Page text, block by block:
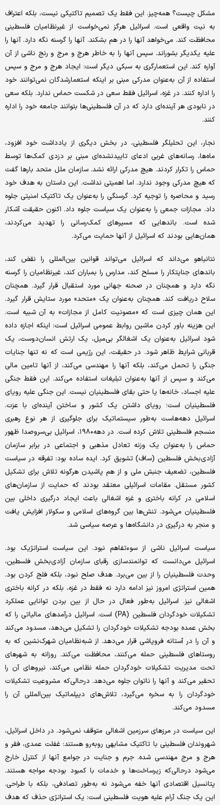
مشکل چیست؟ همه‌چیز. این فقط یک تصمیم تاکتیکی نیست، بلکه اعتراف
به نیت واقعی است. اسرائیل هرگز نمی‌خواست از غیرنظامیان فلسطینی
محافظت کند. می‌خواهد آنها را در هم بشکند. آنها را گرسنه نگه دارد. آنها را
علیه یکدیگر بشوراند. سپس آنها را به خاطر هرج و مرج و رنج ناشی از آن
آواره کند. این استعمارگری به سبکی دیگر است: ایجاد هرج و مرج و سپس
استفاده از آن به‌عنوان مدرکی مبنی بر اینکه استعمارشدگان نمی‌توانند خود
را اداره کنند. در غزه، اسرائیل فقط سعی در شکست حماس ندارد. بلکه سعی
در نابودی هر آینده‌ای دارد که در آن فلسطینی‌ها بتوانند جامعه خود را اداره
کنند.
نجار، این تحلیلگر فلسطینی، در بخش دیگری از یادداشت خود افزود،
ماه‌ها، رسانه‌های غربی ادعای تاییدنشده‌ای مبنی بر دزدی کمک‌ها توسط
حماس را تکرار کردند. هیچ مدرکی ارائه نشد. سازمان ملل متحد بارها گفت
که هیچ مدرکی وجود ندارد. اما اهمیتی نداشت. این داستان به هدف خود
رسید و محاصره را توجیه کرد. گرسنگی را به‌عنوان یک تاکتیک امنیتی جلوه
داد. مجازات جمعی را به‌عنوان یک سیاست جلوه داد. اکنون حقیقت آشکار
شده است. باندهایی که مسیرهای کمک‌رسانی را تهدید می‌کردند،
همان‌هایی بودند که اسرائیل از آنها حمایت می‌کرد.
نتانیاهو می‌داند که اسرائیل می‌تواند قوانین بین‌المللی را نقض کند،
باندهای جنایتکار را مسلح کند، مدارس را بمباران کند، غیرنظامیان را گرسنه
نگه دارد و همچنان در صحنه جهانی مورد استقبال قرار گیرد. همچنان
سلاح دریافت کند. همچنان به‌عنوان یک «متحد» مورد ستایش قرار گیرد.
این همان چیزی است که «مصونیت کامل از مجازات» به آن شبیه است.
این هزینه باور کردن ماشین روابط عمومی اسرائیل است: اینکه اجازه داده
شود اسرائیل به‌عنوان یک اشغالگر بی‌میل، یک ارتش انسان‌دوست، یک
قربانی شرایط ظاهر شود. در حقیقت، این رژیمی است که نه تنها جنایات
جنگی را تحمل می‌کند، بلکه آنها را مهندسی می‌کند، از آنها تامین مالی
می‌کند و سپس از آنها به‌عنوان تبلیغات استفاده می‌کند. این فقط جنگی
علیه اجساد، خانه‌ها یا حتی بقای فلسطینیان نیست. این جنگی علیه رویای
فلسطینیان است؛ رویای داشتن یک کشور و ساختن آینده‌ای با عزت.
اسرائیل دهه‌هاست به‌طور سیستماتیک برای جلوگیری از هر نوع رهبری
منسجم فلسطینی تلاش کرده است. در دهه۱۹۸۰، اسرائیل بی‌سروصدا ظهور
حماس را به‌عنوان یک وزنه تعادل مذهبی و اجتماعی در برابر سازمان
آزادی‌بخش فلسطین (ساف) تشویق کرد. ایده ساده بود: تفرقه در سیاست
فلسطین، تضعیف جنبش ملی و از هم پاشیدن هرگونه تلاش برای تشکیل
کشور مستقل. مقامات اسرائیلی معتقد بودند که حمایت از سازمان‌های
اسلامی در کرانه باختری و غزه اشغالی باعث ایجاد درگیری داخلی بین
فلسطینیان می‌شود. تنش‌ها بین گروه‌های اسلامی و سکولار افزایش یافت
و منجر به درگیری در دانشگاه‌ها و عرصه سیاسی شد.
سیاست اسرائیل ناشی از سوءتفاهم نبود. این سیاست استراتژیک بود.
اسرائیل می‌دانست که توانمندسازی رقبای سازمان آزادی‌بخش فلسطین،
وحدت فلسطینیان را از بین می‌برد. هدف صلح نبود، بلکه فلج کردن بود.
همین استراتژی امروز نیز ادامه دارد نه فقط در غزه، بلکه در کرانه باختری
اشغالی نیز. اسرائیل به‌طور فعال در حال از بین بردن توانایی عملکرد
تشکیلات خودگردان فلسطین (PA) است. اسرائیل درآمدهای مالیاتی را که
بخش عمده بودجه تشکیلات خودگردان را تشکیل می‌دهد، مسدود می‌کند
و آن را در آستانه فروپاشی قرار می‌دهد. از شبه‌نظامیان شهرک‌نشین که به
روستاهای فلسطینی حمله می‌کنند، محافظت می‌کند. روزانه به شهرهای
تحت مدیریت تشکیلات خودگردان حمله نظامی می‌کند، نیروهای آن را
تحقیر می‌کند و آنها را ناتوان جلوه می‌دهد. درحالی‌که مشروعیت تشکیلات
خودگردان را به سخره می‌گیرد، تلاش‌های دیپلماتیک بین‌المللی آن را
مسدود می‌کند.
این سیاست در مرزهای سرزمین اشغالی متوقف نمی‌شود. در داخل اسرائیل،
شهروندان فلسطینی با تاکتیک مشابهی روبه‌رو هستند: غفلت عمدی، فقر و
هرج و مرج مهندسی شده. جرم و جنایت در جوامع آنها از کنترل خارج
می‌شود درحالی‌که زیرساخت‌ها و خدمات با کمبود بودجه مواجه هستند.
پتانسیل اقتصادی آنها خفه می‌شود نه به‌طور تصادفی، بلکه با طراحی.
این یک جنگ آرام علیه هویت فلسطینی است: یک استراتژی حذف که هدف